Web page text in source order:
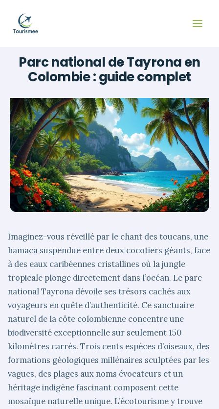
contenu
Parc national de Tayrona en
Colombie : guide complet
Imaginez-vous réveillé par le chant des toucans, une
hamaca suspendue entre deux cocotiers géants, face
à des eaux caribéennes cristallines où la jungle
tropicale plonge directement dans l’océan. Le parc
national Tayrona dévoile ses trésors cachés aux
voyageurs en quête d’authenticité. Ce sanctuaire
naturel de la côte colombienne concentre une
biodiversité exceptionnelle sur seulement 150
kilomètres carrés. Trois cents espèces d’oiseaux, des
formations géologiques millénaires sculptées par les
vagues, des plages aux noms évocateurs et un
héritage indigène fascinant composent cette
mosaïque naturelle unique. L’écotourisme y trouve